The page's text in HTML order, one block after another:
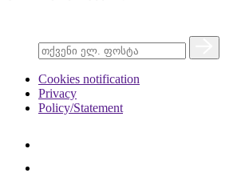
Cookies notification
Privacy
Policy/Statement